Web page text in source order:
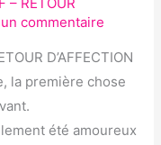
– RETOUR
commentaire
D’AFFECTION
la première chose
été amoureux